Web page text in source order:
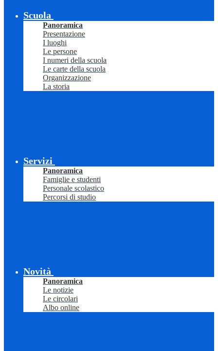
Scuola
Panoramica
Presentazione
I luoghi
Le persone
I numeri della scuola
Le carte della scuola
Organizzazione
La storia
Servizi
Panoramica
Famiglie e studenti
Personale scolastico
Percorsi di studio
Novità
Panoramica
Le notizie
Le circolari
Albo online